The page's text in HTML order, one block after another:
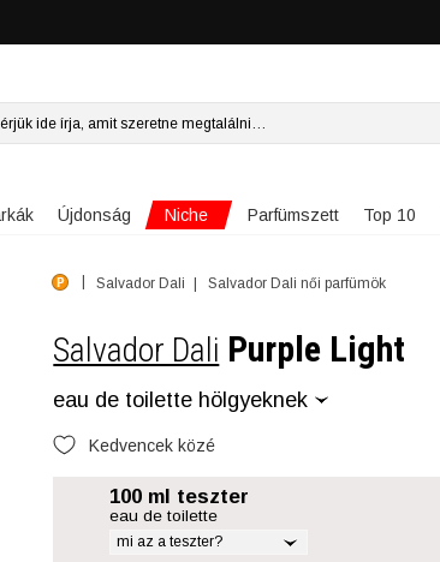
Újdonság Niche Parfümszett Top 10
Salvador Dali Salvador Dali női parfümök
Salvador Dali Purple Light
eau de toilette hölgyeknek
Kedvencek közé
100 ml teszter
eau de toilette
mi az a teszter?